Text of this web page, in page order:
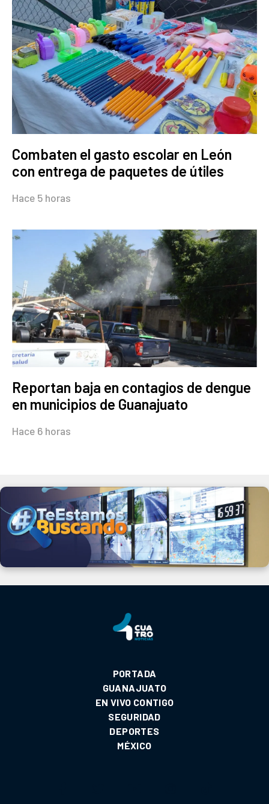
Combaten el gasto escolar en León
con entrega de paquetes de útiles
Hace 5 horas
Reportan baja en contagios de dengue
en municipios de Guanajuato
Hace 6 horas
PORTADA
GUANAJUATO
EN VIVO CONTIGO
SEGURIDAD
DEPORTES
MÉXICO